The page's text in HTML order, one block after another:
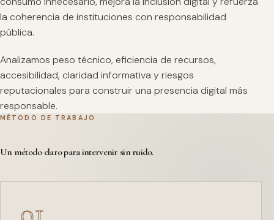
la coherencia de instituciones con responsabilidad
pública.
Analizamos peso técnico, eficiencia de recursos,
accesibilidad, claridad informativa y riesgos
reputacionales para construir una presencia digital más
responsable.
MÉTODO DE TRABAJO
Un método claro para intervenir sin ruido.